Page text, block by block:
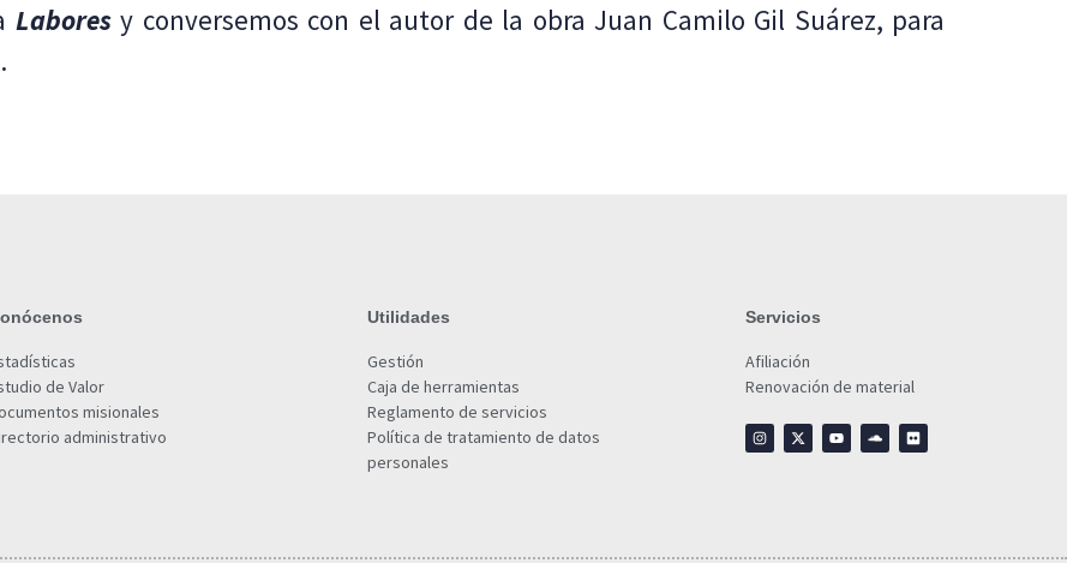
Labores y conversemos con el autor de la obra Juan Camilo Gil Suárez, para
de Valor
misionales
administrativo
Utilidades
Gestión
Caja de herramientas
Reglamento de servicios
Política de tratamiento de datos
personales
Servicios
Afiliación
Renovación de material